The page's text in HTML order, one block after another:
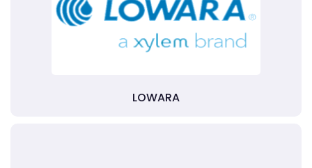
LOWARA